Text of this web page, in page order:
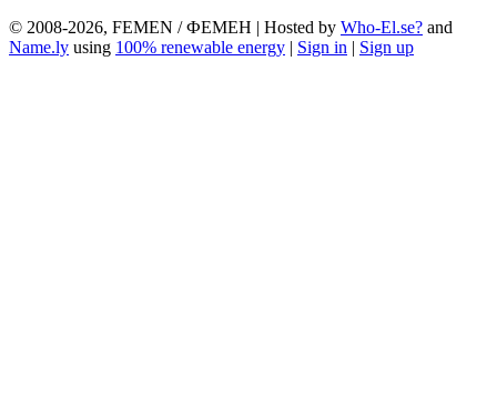
© 2008-2026, FEMEN / ФЕМЕН | Hosted by Who-El.se? and
Name.ly using 100% renewable energy | Sign in | Sign up